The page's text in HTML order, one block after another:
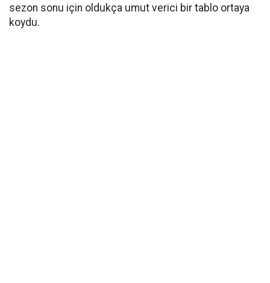
sezon sonu için oldukça umut verici bir tablo ortaya
koydu.